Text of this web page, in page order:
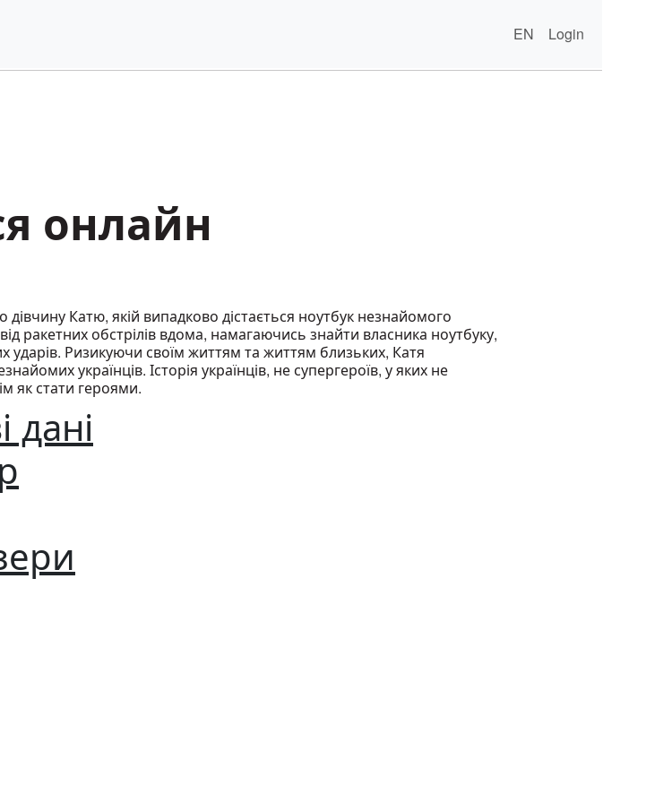
EN Login
онлайн
Катю, якій випадково дістається ноутбук незнайомого
ракетних обстрілів вдома, намагаючись знайти власника ноутбуку,
ударів. Ризикуючи своїм життям та життям близьких, Катя
українців. Історія українців, не супергероїв, у яких не
як стати героями.
дані